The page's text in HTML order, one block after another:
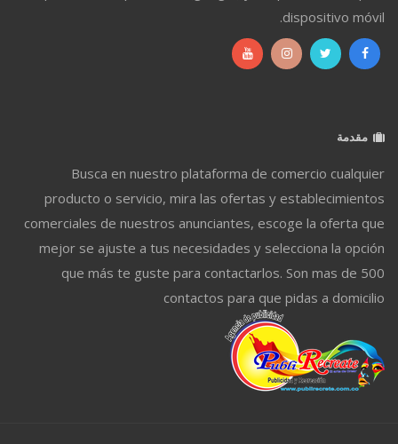
dispositivo móvil.
مقدمة
Busca en nuestro plataforma de comercio cualquier
producto o servicio, mira las ofertas y establecimientos
comerciales de nuestros anunciantes, escoge la oferta que
mejor se ajuste a tus necesidades y selecciona la opción
que más te guste para contactarlos. Son mas de 500
contactos para que pidas a domicilio